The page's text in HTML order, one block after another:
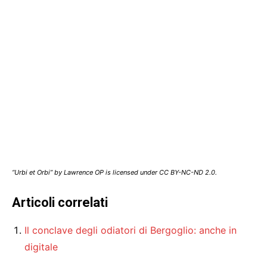
“Urbi et Orbi” by Lawrence OP is licensed under CC BY-NC-ND 2.0.
Articoli correlati
Il conclave degli odiatori di Bergoglio: anche in
digitale